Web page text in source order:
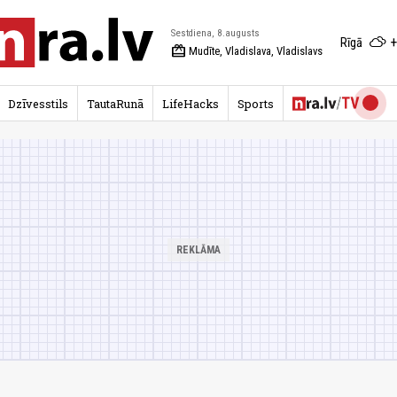
Sestdiena, 8.augusts
redeem Mudīte, Vladislava, Vladislavs
Rīgā
Dzīvesstils TautaRunā LifeHacks Sports